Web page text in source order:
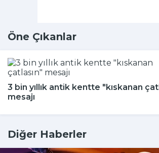
Öne Çıkanlar
3 bin yıllık antik kentte "kıskanan
mesajı
Diğer Haberler